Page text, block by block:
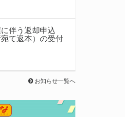
伴う返却申込
て返本）の受付
お知らせ一覧へ